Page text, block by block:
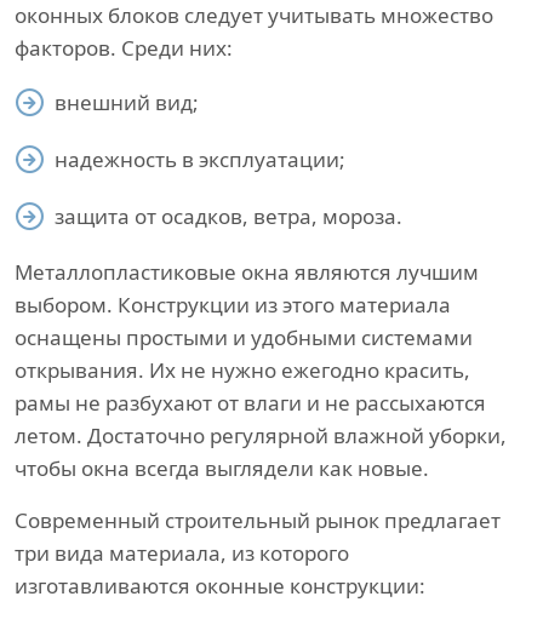
оконных блоков следует учитывать множество
факторов. Среди них:
внешний вид;
надежность в эксплуатации;
защита от осадков, ветра, мороза.
Металлопластиковые окна являются лучшим
выбором. Конструкции из этого материала
оснащены простыми и удобными системами
открывания. Их не нужно ежегодно красить,
рамы не разбухают от влаги и не рассыхаются
летом. Достаточно регулярной влажной уборки,
чтобы окна всегда выглядели как новые.
Современный строительный рынок предлагает
три вида материала, из которого
изготавливаются оконные конструкции: